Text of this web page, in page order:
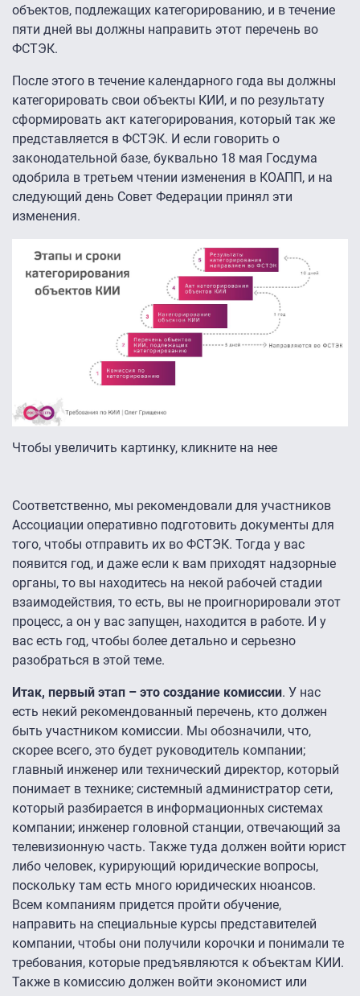
объектов, подлежащих категорированию, и в течение
пяти дней вы должны направить этот перечень во
ФСТЭК.
После этого в течение календарного года вы должны
категорировать свои объекты КИИ, и по результату
сформировать акт категорирования, который так же
представляется в ФСТЭК. И если говорить о
законодательной базе, буквально 18 мая Госдума
одобрила в третьем чтении изменения в КОАПП, и на
следующий день Совет Федерации принял эти
изменения.
Чтобы увеличить картинку, кликните на нее
Соответственно, мы рекомендовали для участников
Ассоциации оперативно подготовить документы для
того, чтобы отправить их во ФСТЭК. Тогда у вас
появится год, и даже если к вам приходят надзорные
органы, то вы находитесь на некой рабочей стадии
взаимодействия, то есть, вы не проигнорировали этот
процесс, а он у вас запущен, находится в работе. И у
вас есть год, чтобы более детально и серьезно
разобраться в этой теме.
Итак, первый этап – это создание комиссии. У нас
есть некий рекомендованный перечень, кто должен
быть участником комиссии. Мы обозначили, что,
скорее всего, это будет руководитель компании;
главный инженер или технический директор, который
понимает в технике; системный администратор сети,
который разбирается в информационных системах
компании; инженер головной станции, отвечающий за
телевизионную часть. Также туда должен войти юрист
либо человек, курирующий юридические вопросы,
поскольку там есть много юридических нюансов.
Всем компаниям придется пройти обучение,
направить на специальные курсы представителей
компании, чтобы они получили корочки и понимали те
требования, которые предъявляются к объектам КИИ.
Также в комиссию должен войти экономист или